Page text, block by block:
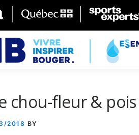
chou-fleur &
2018 BY